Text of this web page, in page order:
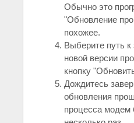
Обычно это
"Обновление
похожее.
Выберите путь к
новой версии
кнопку
Дождитесь
обновления
процесса модем